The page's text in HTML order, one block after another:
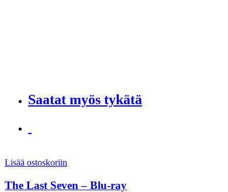
Saatat myös tykätä
Lisää ostoskoriin
The Last Seven – Blu-ray